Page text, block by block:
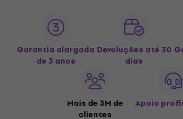
Garantia alargada
de 3 anos
Devoluções até 30
dias
Mais de 3M de
clientes
Apoio